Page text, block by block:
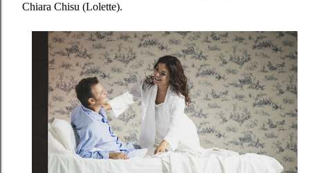
Chiara Chisu (Lolette).